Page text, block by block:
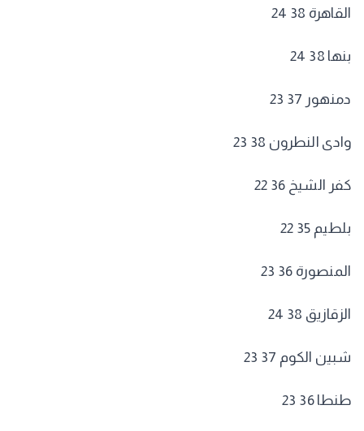
القاهرة 38 24
بنها 38 24
دمنهور 37 23
وادى النطرون 38 23
كفر الشيخ 36 22
بلطيم 35 22
المنصورة 36 23
الزقازيق 38 24
شبين الكوم 37 23
طنطا 36 23